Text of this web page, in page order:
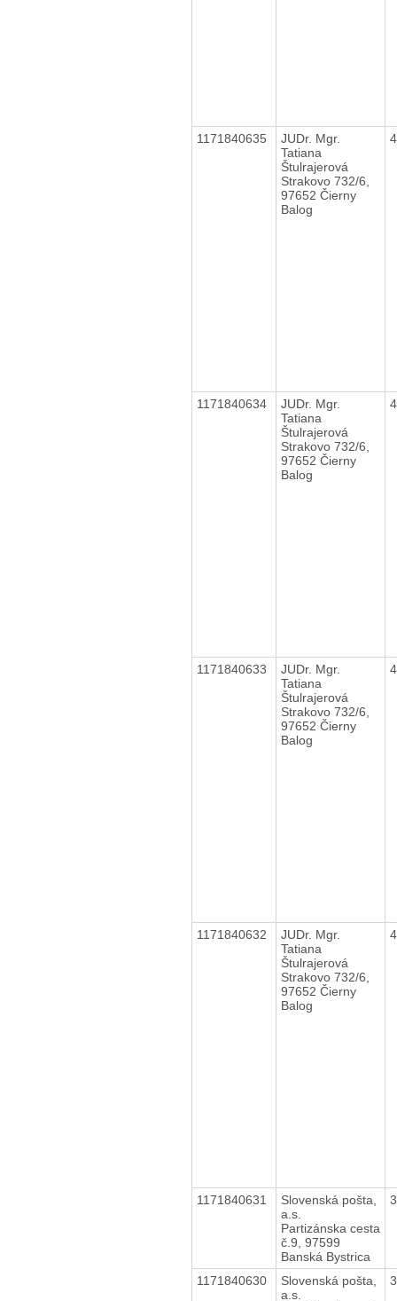
1171840635
JUDr. Mgr.
Tatiana
Štulrajerová
Strakovo 732/6,
97652 Čierny
Balog
1171840634
JUDr. Mgr.
Tatiana
Štulrajerová
Strakovo 732/6,
97652 Čierny
Balog
1171840633
JUDr. Mgr.
Tatiana
Štulrajerová
Strakovo 732/6,
97652 Čierny
Balog
1171840632
JUDr. Mgr.
Tatiana
Štulrajerová
Strakovo 732/6,
97652 Čierny
Balog
1171840631
Slovenská pošta,
a.s.
Partizánska cesta
č.9, 97599
Banská Bystrica
1171840630
Slovenská pošta,
a.s.